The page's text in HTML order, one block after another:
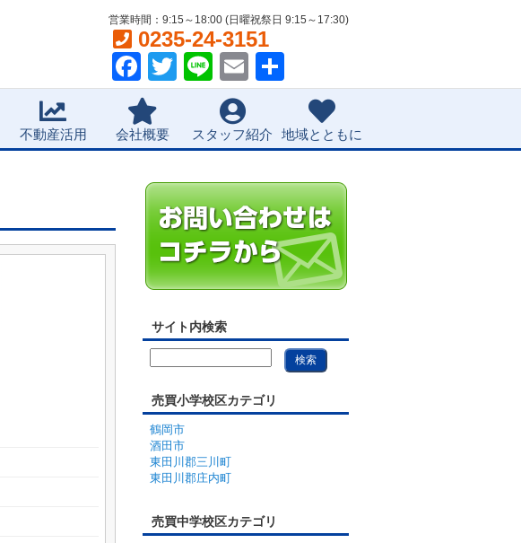
営業時間：9:15～18:00 (日曜祝祭日 9:15～17:30)
0235-24-3151
Facebook
TwitterLineEmail
有
不動産活用 会社概要 スタッフ紹介 地域とともに
サイト内検索
売買小学校区カテゴリ
鶴岡市
酒田市
東田川郡三川町
東田川郡庄内町
売買中学校区カテゴリ